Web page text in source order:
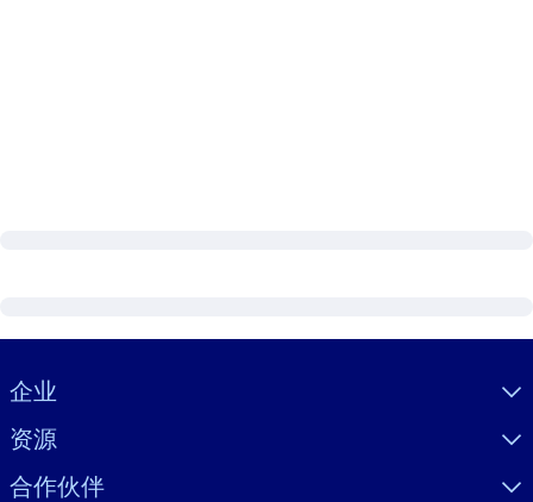
Visually hidden Text
企业
资源
合作伙伴